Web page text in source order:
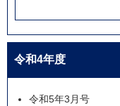
令和4年度
令和5年3月号